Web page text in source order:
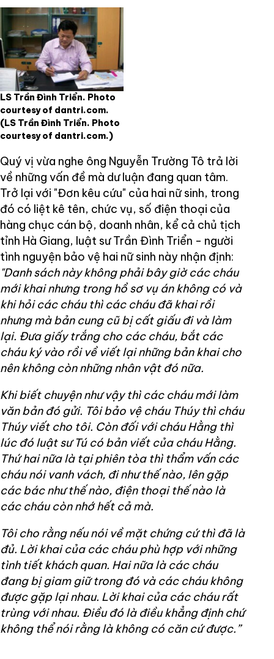
LS Trần Đình Triển. Photo
courtesy of dantri.com.
(LS Trần Đình Triển. Photo
courtesy of dantri.com.)
Quý vị vừa nghe ông Nguyễn Trường Tô trả lời
về những vấn đề mà dư luận đang quan tâm.
Trở lại với "Đơn kêu cứu" của hai nữ sinh, trong
đó có liệt kê tên, chức vụ, số điện thoại của
hàng chục cán bộ, doanh nhân, kể cả chủ tịch
tỉnh Hà Giang, luật sư Trần Đình Triển - người
tình nguyện bảo vệ hai nữ sinh này nhận định:
"Danh sách này không phải bây giờ các cháu
mới khai nhưng trong hồ sơ vụ án không có và
khi hỏi các cháu thì các cháu đã khai rồi
nhưng mà bản cung cũ bị cất giấu đi và làm
lại. Đưa giấy trắng cho các cháu, bắt các
cháu ký vào rồi về viết lại những bản khai cho
nên không còn những nhân vật đó nữa.
Khi biết chuyện như vậy thì các cháu mới làm
văn bản đó gửi. Tôi bảo vệ cháu Thúy thì cháu
Thúy viết cho tôi. Còn đối với cháu Hằng thì
lúc đó luật sư Tú có bản viết của cháu Hằng.
Thứ hai nữa là tại phiên tòa thì thẩm vấn các
cháu nói vanh vách, đi như thế nào, lên gặp
các bác như thế nào, điện thoại thế nào là
các cháu còn nhớ hết cả mà.
Tôi cho rằng nếu nói về mặt chứng cứ thì đã là
đủ. Lời khai của các cháu phù hợp với những
tình tiết khách quan. Hai nữa là các cháu
đang bị giam giữ trong đó và các cháu không
được gặp lại nhau. Lời khai của các cháu rất
trùng với nhau. Điều đó là điều khẳng định chứ
không thể nói rằng là không có căn cứ được.”